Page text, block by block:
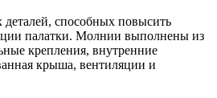
способных повысить
палатки. Молнии выполнены из
крепления, внутренние
крыша, вентиляции и